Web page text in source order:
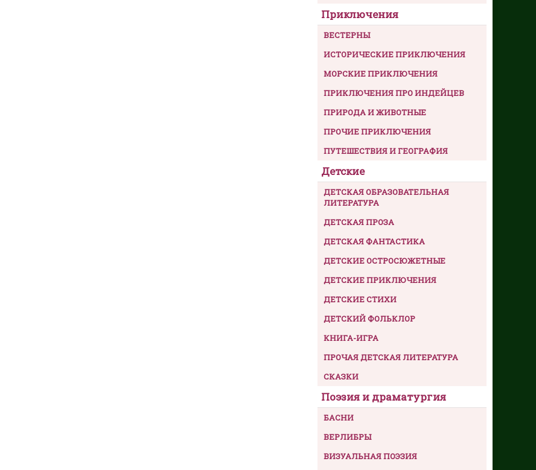
Приключения
ВЕСТЕРНЫ
ИСТОРИЧЕСКИЕ ПРИКЛЮЧЕНИЯ
МОРСКИЕ ПРИКЛЮЧЕНИЯ
ПРИКЛЮЧЕНИЯ ПРО ИНДЕЙЦЕВ
ПРИРОДА И ЖИВОТНЫЕ
ПРОЧИЕ ПРИКЛЮЧЕНИЯ
ПУТЕШЕСТВИЯ И ГЕОГРАФИЯ
Детские
ДЕТСКАЯ ОБРАЗОВАТЕЛЬНАЯ
ЛИТЕРАТУРА
ДЕТСКАЯ ПРОЗА
ДЕТСКАЯ ФАНТАСТИКА
ДЕТСКИЕ ОСТРОСЮЖЕТНЫЕ
ДЕТСКИЕ ПРИКЛЮЧЕНИЯ
ДЕТСКИЕ СТИХИ
ДЕТСКИЙ ФОЛЬКЛОР
КНИГА-ИГРА
ПРОЧАЯ ДЕТСКАЯ ЛИТЕРАТУРА
СКАЗКИ
Поэзия и драматургия
БАСНИ
ВЕРЛИБРЫ
ВИЗУАЛЬНАЯ ПОЭЗИЯ